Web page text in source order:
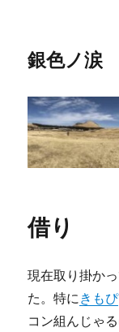
銀色ノ涙
借り
現在取り掛か
た。特に きもぴ
コン組んじゃる